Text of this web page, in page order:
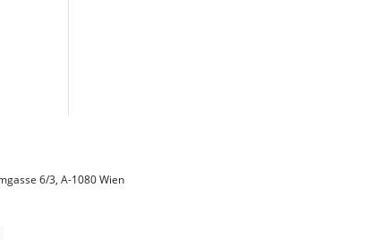
6/3, A-1080 Wien